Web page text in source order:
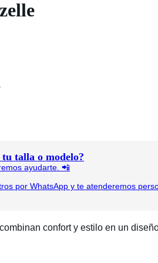
tu talla o modelo?
ayudarte. 📲
por WhatsApp y te atenderemos
confort y estilo en un